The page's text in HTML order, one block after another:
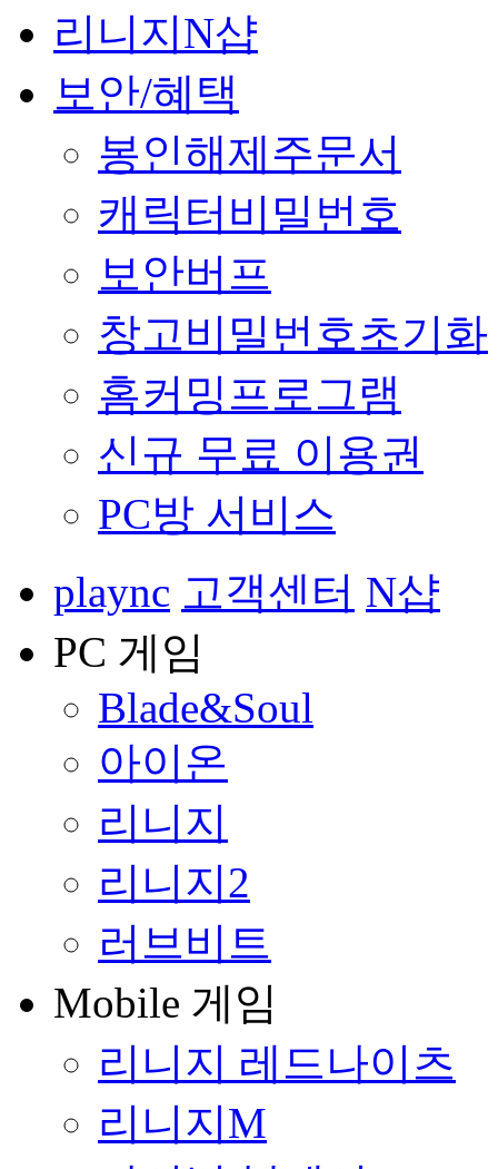
리니지N샵
보안/혜택
봉인해제주문서
캐릭터비밀번호
보안버프
창고비밀번호초기화
홈커밍프로그램
신규 무료 이용권
PC방 서비스
plaync 고객센터 N샵
PC 게임
Blade&Soul
아이온
리니지
리니지2
러브비트
Mobile 게임
리니지 레드나이츠
리니지M